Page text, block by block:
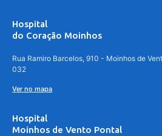
Hospital
do Coração Moinhos
Rua Ramiro Barcelos, 910 - Moinhos de
032
Ver no mapa
Hospital
Moinhos de Vento Pontal